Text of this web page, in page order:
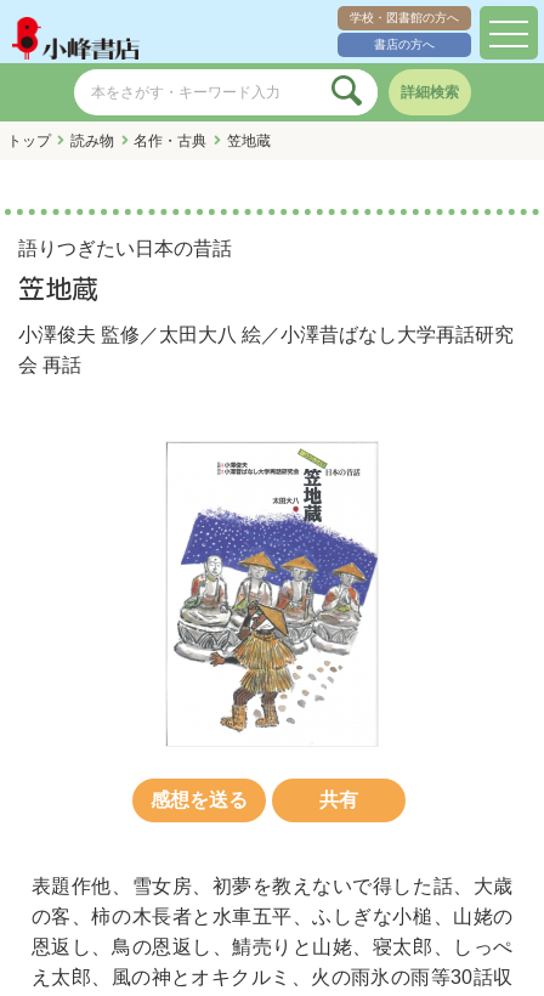
学校・図書館の方へ
書店の方へ
詳細検索
トップ 読み物 名作・古典 笠地蔵
語りつぎたい日本の昔話
笠地蔵
小澤俊夫 監修／太田大八 絵／小澤昔ばなし大学再話研究
会 再話
感想を送る 共有
表題作他、雪女房、初夢を教えないで得した話、大歳
の客、柿の木長者と水車五平、ふしぎな小槌、山姥の
恩返し、鳥の恩返し、鯖売りと山姥、寝太郎、しっぺ
え太郎、風の神とオキクルミ、火の雨氷の雨等30話収